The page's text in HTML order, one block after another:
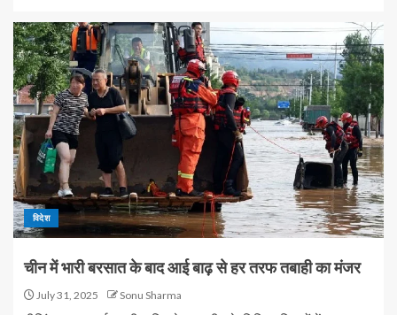
विदेश
चीन में भारी बरसात के बाद आई बाढ़ से हर तरफ तबाही का मंजर
July 31, 2025 Sonu Sharma